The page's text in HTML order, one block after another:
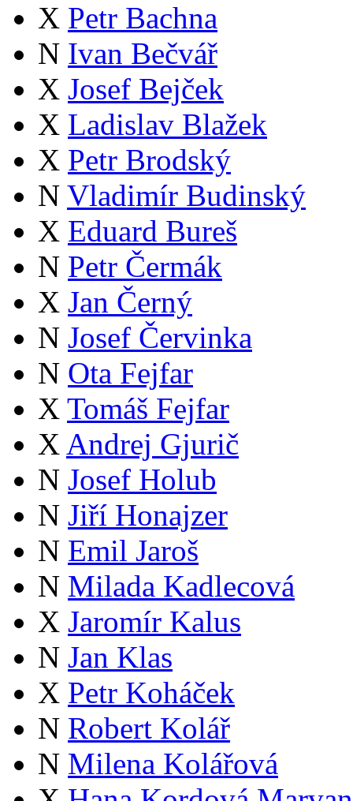
X Petr Bachna
N Ivan Bečvář
X Josef Bejček
X Ladislav Blažek
X Petr Brodský
N Vladimír Budinský
X Eduard Bureš
N Petr Čermák
X Jan Černý
N Josef Červinka
N Ota Fejfar
X Tomáš Fejfar
X Andrej Gjurič
N Josef Holub
N Jiří Honajzer
N Emil Jaroš
N Milada Kadlecová
X Jaromír Kalus
N Jan Klas
X Petr Koháček
N Robert Kolář
N Milena Kolářová